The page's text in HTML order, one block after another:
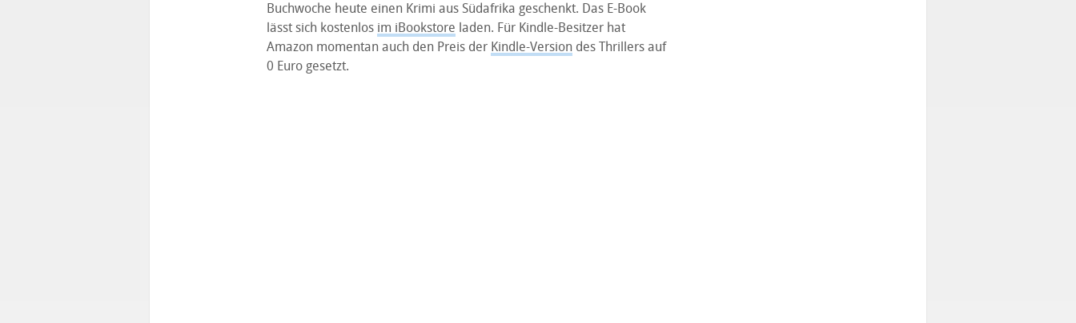
Buchwoche heute einen Krimi aus Südafrika geschenkt. Das E-Book
lässt sich kostenlos im iBookstore laden. Für Kindle-Besitzer hat
Amazon momentan auch den Preis der Kindle-Versiondes Thrillers auf
0 Euro gesetzt.